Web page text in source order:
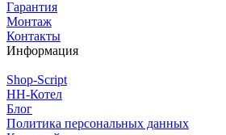
Гарантия
Монтаж
Контакты
Информация
Shop-Script
НН-Котел
Блог
Политика персональных данных